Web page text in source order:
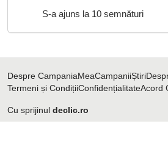
S-a ajuns la 10 semnături
Despre CampaniaMeaCampaniiȘtiri
Termeni și CondițiiConfidențialitateAcord
Cu sprijinul declic.ro